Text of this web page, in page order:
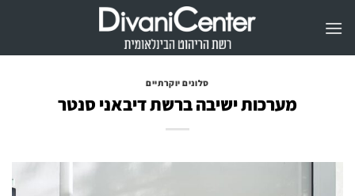
סלונים יוקרתיים
מערכות ישיבה ברשת דיבאני סנטר